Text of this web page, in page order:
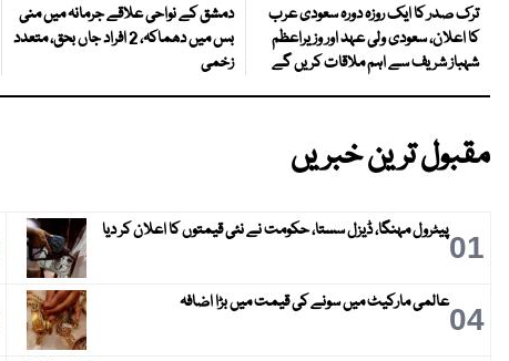
ترک صدر کا ایک روزہ دورہ سعودی عرب
کا اعلان، سعودی ولی عہد اور وزیراعظم
شہباز شریف سے اہم ملاقات کریں گے
دمشق کے نواحی علاقے جرمانہ میں منی
بس میں دھماکہ، 2 افراد جاں بحق، متعدد
زخمی
مقبول ترین خبریں
01پیٹرول مہنگا، ڈیزل سستا، حکومت نے نئی قیمتوں کا اعلان کر دیا
04عالمی مارکیٹ میں سونے کی قیمت میں بڑا اضافہ